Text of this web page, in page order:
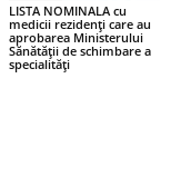
LISTA NOMINALA cu
medicii rezidenţi care au
aprobarea Ministerului
Sănătăţii de schimbare a
specialităţi